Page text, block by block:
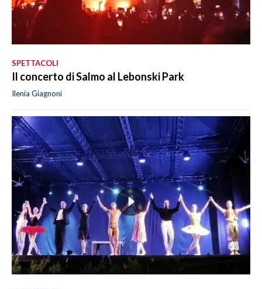
SPETTACOLI
Il concerto di Salmo al Lebonski Park
Ilenia Giagnoni